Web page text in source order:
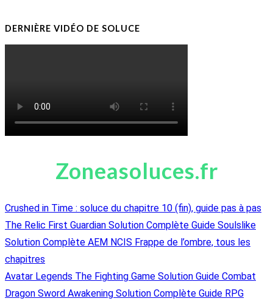
DERNIÈRE VIDÉO DE SOLUCE
Zoneasoluces.fr
Crushed in Time : soluce du chapitre 10 (fin), guide pas à pas
The Relic First Guardian Solution Complète Guide Soulslike
Solution Complète AEM NCIS Frappe de l’ombre, tous les
chapitres
Avatar Legends The Fighting Game Solution Guide Combat
Dragon Sword Awakening Solution Complète Guide RPG